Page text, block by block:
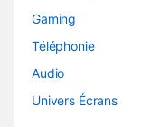
Gaming
Téléphonie
Audio
Univers Écrans